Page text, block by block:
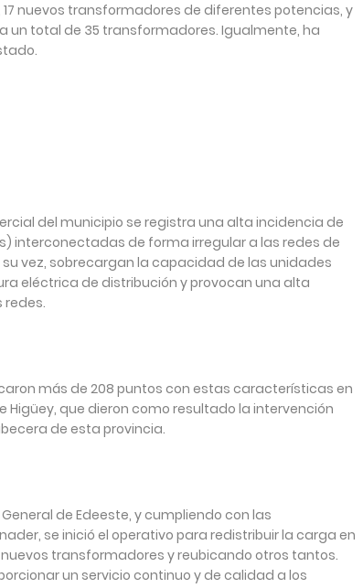
nuevos transformadores de diferentes potencias, y
un total de 35 transformadores. Igualmente, ha
del municipio se registra una alta incidencia de
interconectadas de forma irregular a las redes de
vez, sobrecargan la capacidad de las unidades
eléctrica de distribución y provocan una alta
redes.
más de 208 puntos con estas características en
Higüey, que dieron como resultado la intervención
de esta provincia.
de Edeeste, y cumpliendo con las
se inició el operativo para redistribuir la carga en
nuevos transformadores y reubicando otros tantos.
un servicio continuo y de calidad a los